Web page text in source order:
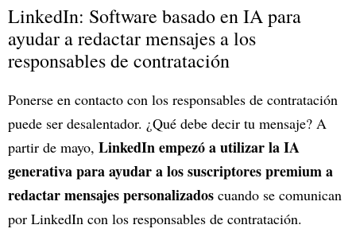
LinkedIn: Software basado en IA para
ayudar a redactar mensajes a los
responsables de contratación
Ponerse en contacto con los responsables de contratación
puede ser desalentador. ¿Qué debe decir tu mensaje? A
partir de mayo, LinkedIn empezó a utilizar la IA
generativa para ayudar a los suscriptores premium a
redactar mensajes personalizados cuando se comunican
por LinkedIn con los responsables de contratación.